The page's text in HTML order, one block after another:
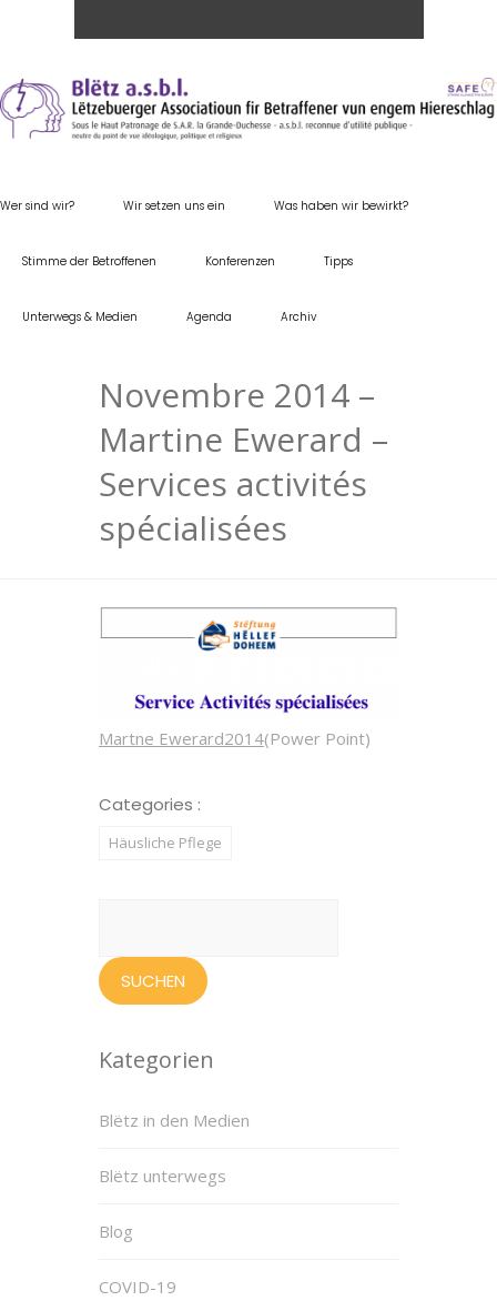
Wer sind wir? Wir setzen uns ein Was haben wir bewirkt?
Stimme der Betroffenen Konferenzen Tipps
Unterwegs & Medien Agenda Archiv
Novembre 2014 –
Martine Ewerard –
Services activités
spécialisées
Martne Ewerard2014(Power Point)
Categories :
Häusliche Pflege
Kategorien
Blëtz in den Medien
Blëtz unterwegs
Blog
COVID-19